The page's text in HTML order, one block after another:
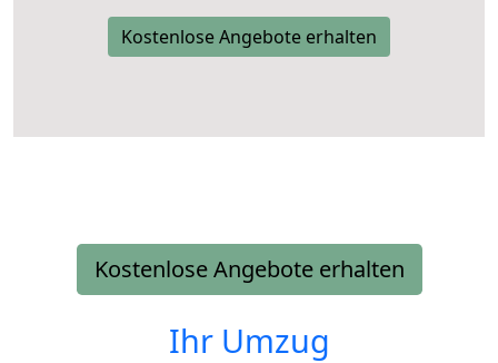
Kostenlose Angebote erhalten
Kostenlose Angebote erhalten
Ihr Umzug